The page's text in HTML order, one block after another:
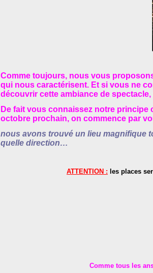
Comme toujours, nous vous
qui nous caractérisent. Et si vous ne
découvrir cette ambiance de
De fait vous connaissez notre
octobre prochain, on commence par
nous avons trouvé un lieu magnifique
quelle direction…
ATTENTION : les places
Comme tous les